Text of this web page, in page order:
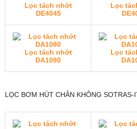
Lọc tách nhớt
DE4045
Lọc
Lọc tách nhớt
DA1080
Lọc
LỌC BƠM HÚT CHÂN KHÔNG SOTRAS-